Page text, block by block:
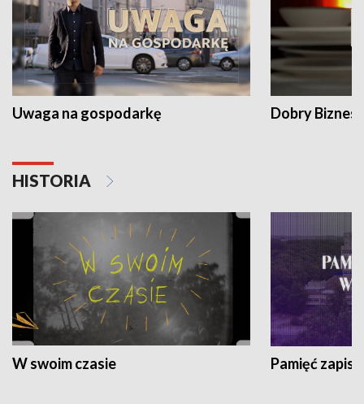
Uwaga na gospodarkę Dobry Biznes
HISTORIA
W swoim czasie Pamięć